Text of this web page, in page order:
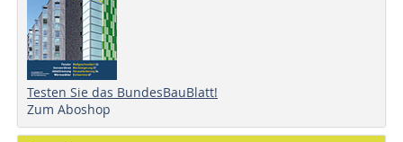
Testen Sie das BundesBauBlatt!
Zum Aboshop